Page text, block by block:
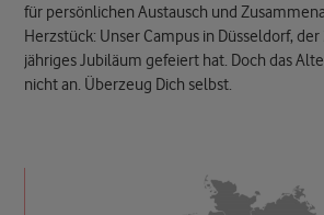
für persönlichen Austausch und
Herzstück: Unser Campus in Düsseldorf,
jähriges Jubiläum gefeiert hat. Doch das
nicht an. Überzeug Dich selbst.